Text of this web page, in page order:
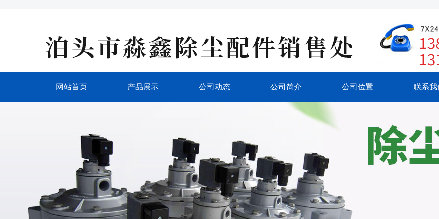
网站首页 产品展示 公司动态 公司简介 公司位置 联系我